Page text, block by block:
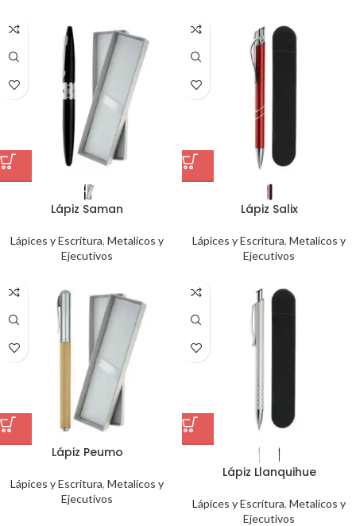
Lápiz Saman
Lápices y Escritura, Metalicos y
Ejecutivos
Lápiz Salix
Lápices y Escritura, Metalicos y
Ejecutivos
Lápiz Peumo
Lápices y Escritura, Metalicos y
Ejecutivos
Lápiz Llanquihue
Lápices y Escritura, Metalicos y
Ejecutivos